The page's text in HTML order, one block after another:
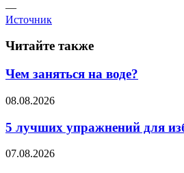
—
Источник
Читайте также
Чем заняться на воде?
08.08.2026
5 лучших упражнений для
07.08.2026